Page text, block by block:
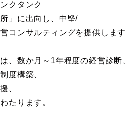
クタンク
」に出向し、中堅/
コンサルティングを提供します
、数か月～1年程度の経営診断、
度構築、
、
たります。